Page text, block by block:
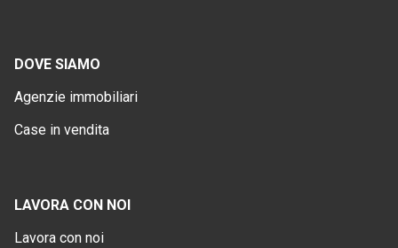
DOVE SIAMO
Agenzie immobiliari
Case in vendita
LAVORA CON NOI
Lavora con noi